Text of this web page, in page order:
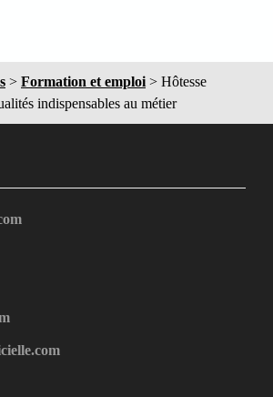
> Formation et emploi > Hôtesse
indispensables au métier